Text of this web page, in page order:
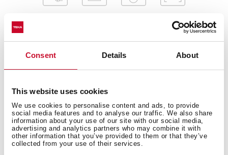
Consent Details About
This website uses cookies
We use cookies to personalise content and ads, to provide
social media features and to analyse our traffic. We also share
information about your use of our site with our social media,
advertising and analytics partners who may combine it with
other information that you’ve provided to them or that they’ve
collected from your use of their services.
Medidas gerais
Medidas de encastre